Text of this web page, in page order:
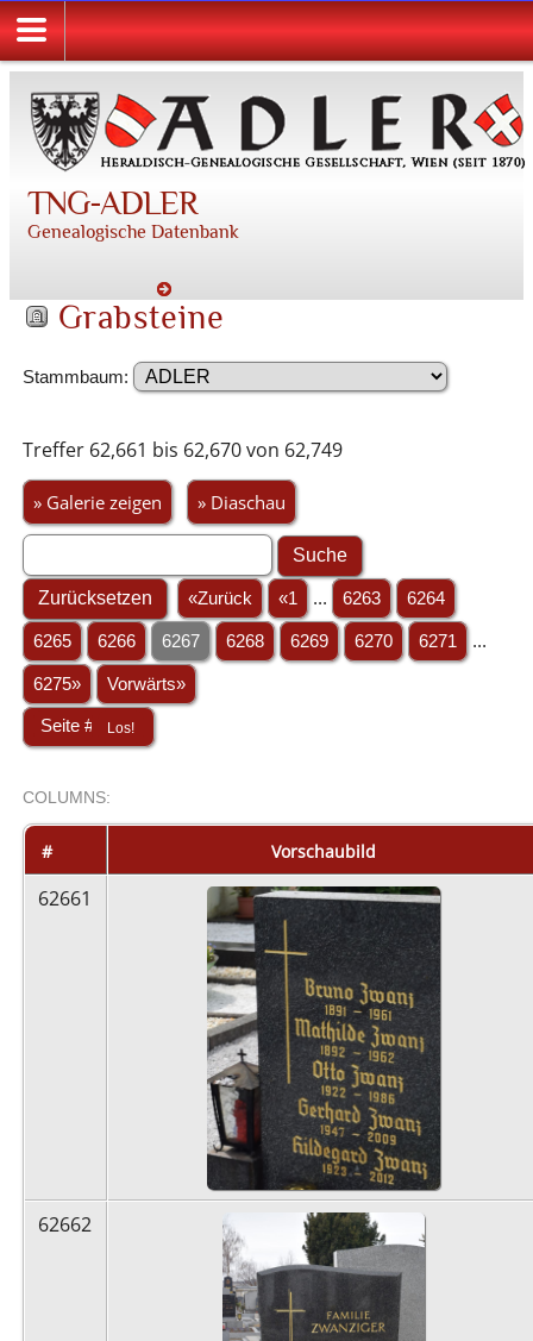
TNG-ADLER
Genealogische Datenbank
Grabsteine
Stammbaum:
Treffer 62,661 bis 62,670 von 62,749
» Galerie zeigen » Diaschau
«Zurück «1 ... 6263 6264
6265 6266 6267 6268 6269 6270 6271 ...
6275» Vorwärts»
COLUMNS:
# Vorschaubild
62661
62662